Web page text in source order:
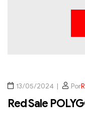
13/05/2024 Por
Red Sale